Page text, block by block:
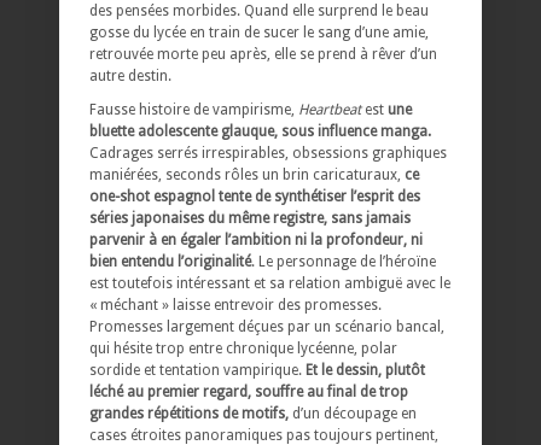
des pensées morbides. Quand elle surprend le beau
gosse du lycée en train de sucer le sang d’une amie,
retrouvée morte peu après, elle se prend à rêver d’un
autre destin.
Fausse histoire de vampirisme, Heartbeatest une
bluette adolescente glauque, sous influence manga.
Cadrages serrés irrespirables, obsessions graphiques
maniérées, seconds rôles un brin caricaturaux, ce
one-shot espagnol tente de synthétiser l’esprit des
séries japonaises du même registre, sans jamais
parvenir à en égaler l’ambition ni la profondeur, ni
bien entendu l’originalité. Le personnage de l’héroïne
est toutefois intéressant et sa relation ambiguë avec le
« méchant » laisse entrevoir des promesses.
Promesses largement déçues par un scénario bancal,
qui hésite trop entre chronique lycéenne, polar
sordide et tentation vampirique. Et le dessin, plutôt
léché au premier regard, souffre au final de trop
grandes répétitions de motifs, d’un découpage en
cases étroites panoramiques pas toujours pertinent,